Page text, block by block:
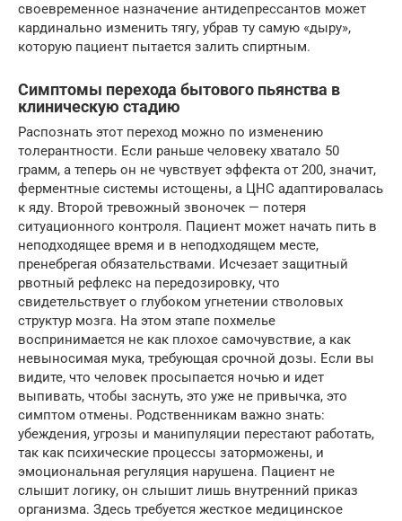
своевременное назначение антидепрессантов может
кардинально изменить тягу, убрав ту самую «дыру»,
которую пациент пытается залить спиртным.
Симптомы перехода бытового пьянства в
клиническую стадию
Распознать этот переход можно по изменению
толерантности. Если раньше человеку хватало 50
грамм, а теперь он не чувствует эффекта от 200, значит,
ферментные системы истощены, а ЦНС адаптировалась
к яду. Второй тревожный звоночек — потеря
ситуационного контроля. Пациент может начать пить в
неподходящее время и в неподходящем месте,
пренебрегая обязательствами. Исчезает защитный
рвотный рефлекс на передозировку, что
свидетельствует о глубоком угнетении стволовых
структур мозга. На этом этапе похмелье
воспринимается не как плохое самочувствие, а как
невыносимая мука, требующая срочной дозы. Если вы
видите, что человек просыпается ночью и идет
выпивать, чтобы заснуть, это уже не привычка, это
симптом отмены. Родственникам важно знать:
убеждения, угрозы и манипуляции перестают работать,
так как психические процессы заторможены, и
эмоциональная регуляция нарушена. Пациент не
слышит логику, он слышит лишь внутренний приказ
организма. Здесь требуется жесткое медицинское